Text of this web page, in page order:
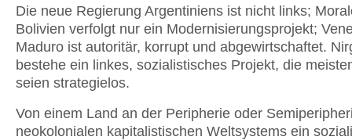
Die neue Regierung Argentiniens ist nicht links;
Bolivien verfolgt nur ein Modernisierungsprojekt;
Maduro ist autoritär, korrupt und abgewirtschaftet.
bestehe ein linkes, sozialistisches Projekt, die
seien strategielos.
Von einem Land an der Peripherie oder
neokolonialen kapitalistischen Weltsystems ein